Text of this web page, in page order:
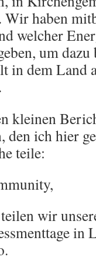
Wir haben
welcher
um dazu
in dem
kleinen
den ich hier
teile:
wir
in